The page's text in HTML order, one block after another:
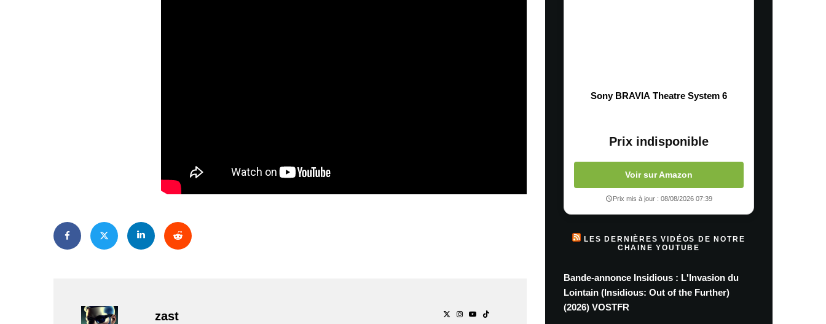
zast
Sony BRAVIA Theatre System 6
Prix indisponible
Voir sur Amazon
Prix mis à jour : 08/08/2026 07:39
LES DERNIÈRES VIDÉOS DE NOTRE
CHAINE YOUTUBE
Bande-annonce Insidious : L'Invasion du
Lointain (Insidious: Out of the Further)
(2026) VOSTFR